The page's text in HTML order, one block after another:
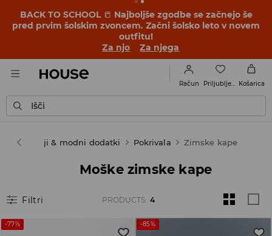
BACK TO SCHOOL 📒 Najboljše zgodbe se začnejo še
pred prvim šolskim zvoncem. Začni šolsko leto v novem
outfitu!
Za njo
Za njega
Račun Košarica
Išči
Čevlji & modni dodatki Pokrivala Zimske kape
Moške zimske kape
Filtri PRODUCTS: 4
-77% -85%